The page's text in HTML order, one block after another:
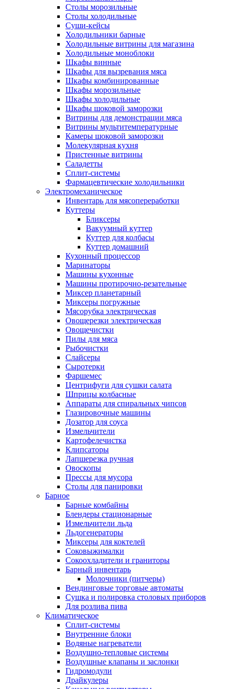
Столы морозильные
Столы холодильные
Суши-кейсы
Холодильники барные
Холодильные витрины для магазина
Холодильные моноблоки
Шкафы винные
Шкафы для вызревания мяса
Шкафы комбинированные
Шкафы морозильные
Шкафы холодильные
Шкафы шоковой заморозки
Витрины для демонстрации мяса
Витрины мультитемпературные
Камеры шоковой заморозки
Молекулярная кухня
Пристенные витрины
Саладетты
Сплит-системы
Фармацевтические холодильники
Электромеханическое
Инвентарь для мясопереработки
Куттеры
Бликсеры
Вакуумный куттер
Куттер для колбасы
Куттер домашний
Кухонный процессор
Маринаторы
Машины кухонные
Машины протирочно-резательные
Миксер планетарный
Миксеры погружные
Мясорубка электрическая
Овощерезки электрическая
Овощечистки
Пилы для мяса
Рыбочистки
Слайсеры
Сыротерки
Фаршемес
Центрифуги для сушки салата
Шприцы колбасные
Аппараты для спиральных чипсов
Глазировочные машины
Дозатор для соуса
Измельчители
Картофелечистка
Клипсаторы
Лапшерезка ручная
Овоскопы
Прессы для мусора
Столы для панировки
Барное
Барные комбайны
Блендеры стационарные
Измельчители льда
Льдогенераторы
Миксеры для коктелей
Соковыжималки
Сокоохладители и граниторы
Барный инвентарь
Молочники (питчеры)
Вендинговые торговые автоматы
Сушка и полировка столовых приборов
Для розлива пива
Климатическое
Сплит-системы
Внутренние блоки
Водяные нагреватели
Воздушно-тепловые системы
Воздушные клапаны и заслонки
Гидромодули
Драйкулеры